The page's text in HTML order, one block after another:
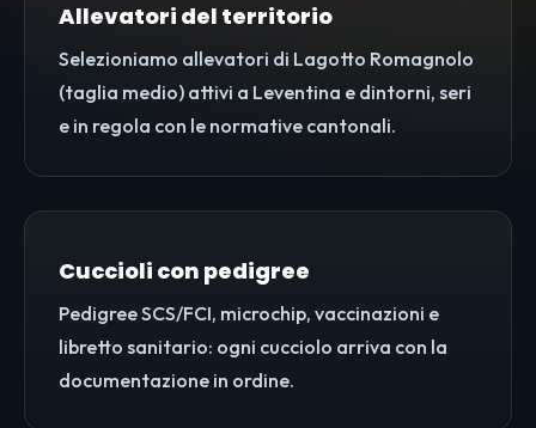
Allevatori del territorio
Selezioniamo allevatori di Lagotto Romagnolo
(taglia medio) attivi a Leventina e dintorni, seri
e in regola con le normative cantonali.
Cuccioli con pedigree
Pedigree SCS/FCI, microchip, vaccinazioni e
libretto sanitario: ogni cucciolo arriva con la
documentazione in ordine.